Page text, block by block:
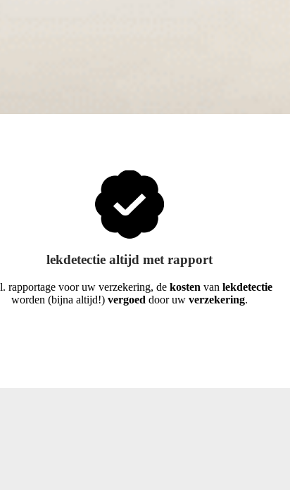
lekdetectie altijd met rapport
rapportage voor uw verzekering, de kosten van lekdetectie
worden (bijna altijd!) vergoed door uw verzekering.